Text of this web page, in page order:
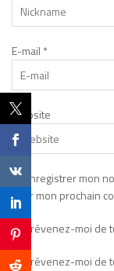
E-mail *
Website
Enregistrer mon
pour mon prochain
Prévenez-moi de
Prévenez-moi de